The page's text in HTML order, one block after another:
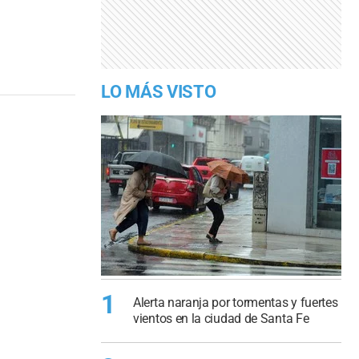
LO MÁS VISTO
1
Alerta naranja por tormentas y fuertes
vientos en la ciudad de Santa Fe